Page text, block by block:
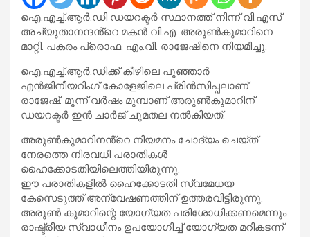
ഐ.എച്ച്‌.ആർ.ഡി ഡയറക്ടർ സ്ഥാനത്ത് നിന്ന് വി.എസ്
അച്യുതാനന്ദൻ്റെ മകൻ വി.എ. അരുണ്‍കുമാറിനെ
മാറ്റി. പകരം പ്രൊഫ. എം.വി. രാജേഷിനെ നിയമിച്ചു.
ഐ.എച്ച്‌.ആർ.ഡിക്ക് കീഴിലെ പൂഞ്ഞാർ
എൻജിനീയറിംഗ് കോളേജിലെ പ്രിൻസിപ്പലാണ്
രാജേഷ്. മൂന്ന് വർഷം മുമ്പാണ് അരുണ്‍കുമാറിന്
ഡയറക്ടർ ഇൻ ചാർജ് ചുമതല നല്‍കിയത്.
അരുണ്‍കുമാറിനൻ്റെ നിയമനം ചോദ്യം ചെയ്ത്
നേരത്തെ നിരവധി പരാതികള്‍
ഹൈക്കോടതിയിലെത്തിയിരുന്നു.
ഈ പരാതികളില്‍ ഹൈക്കോടതി സ്വമേധയ
കേസെടുത്ത് അന്വേഷണത്തിന് ഉത്തരവിട്ടിരുന്നു.
അരുണ്‍ കുമാറിന്റെ യോഗ്യത പരിശോധിക്കണമെന്നും
രാഷ്ട്രീയ സ്വാധീനം ഉപയോഗിച്ച്‌ യോഗ്യത മറികടന്ന്